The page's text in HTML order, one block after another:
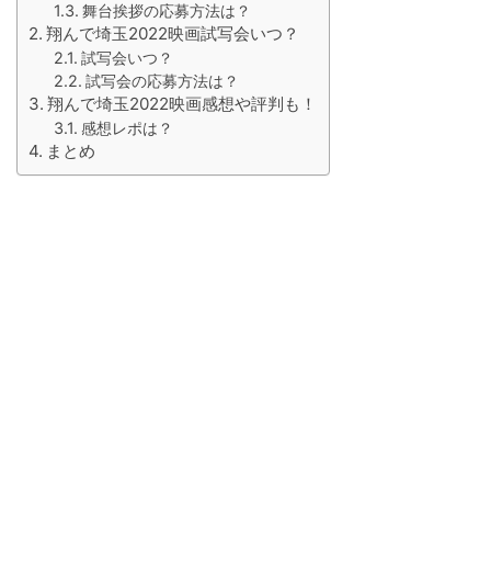
舞台挨拶の応募方法は？
翔んで埼玉2022映画試写会いつ？
試写会いつ？
試写会の応募方法は？
翔んで埼玉2022映画感想や評判も！
感想レポは？
まとめ